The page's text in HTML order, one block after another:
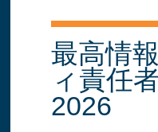
最高情
ィ責任
2026